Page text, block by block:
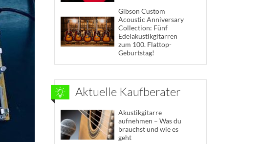
Gibson Custom
Acoustic Anniversary
Collection: Fünf
Edelakustikgitarren
zum 100. Flattop-
Geburtstag!
Aktuelle Kaufberater
Akustikgitarre
aufnehmen – Was du
brauchst und wie es
geht